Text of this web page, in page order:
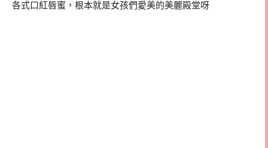
各式口紅唇蜜，根本就是女孩們愛美的美麗殿堂呀